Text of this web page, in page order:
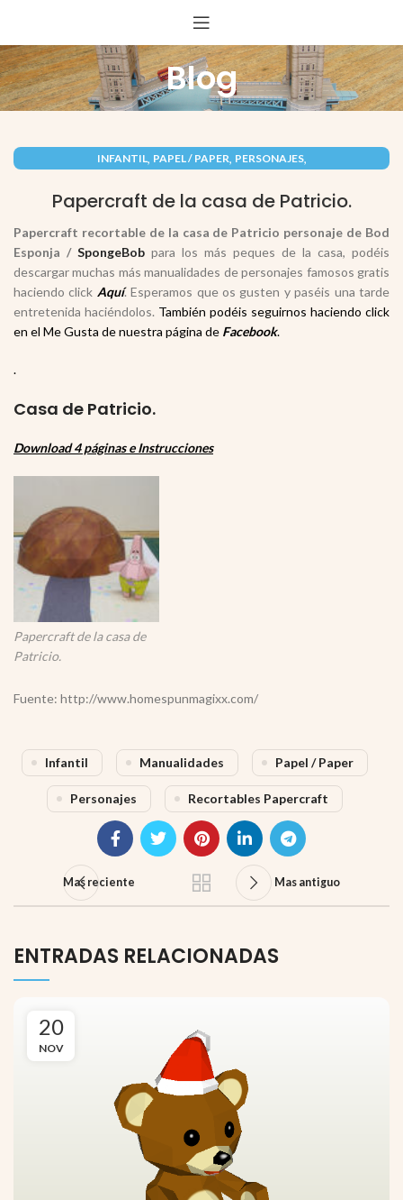
Blog
INFANTIL, PAPEL / PAPER, PERSONAJES,
Papercraft de la casa de Patricio.
Papercraft recortable de la casa de Patricio personaje de Bod
Esponja / SpongeBob para los más peques de la casa, podéis
descargar muchas más manualidades de personajes famosos gratis
haciendo click Aquí. Esperamos que os gusten y paséis una tarde
entretenida haciéndolos. También podéis seguirnos haciendo click
en el Me Gusta de nuestra página de Facebook.
.
Casa de Patricio.
Download 4 páginas e Instrucciones
Papercraft de la casa de
Patricio.
Fuente: http://www.homespunmagixx.com/
Infantil Manualidades Papel / Paper
Personajes Recortables Papercraft
Mas reciente Mas antiguo
ENTRADAS RELACIONADAS
20
NOV